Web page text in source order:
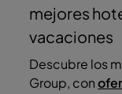
mejores
vacaciones
Descubre los
Group, con